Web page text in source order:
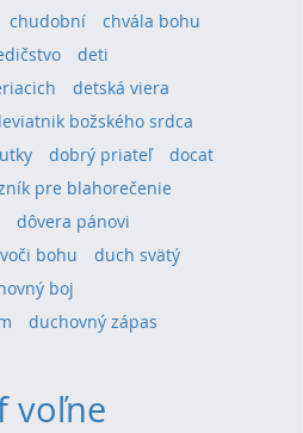
chudobní
chvála bohu
deti
detská viera
božského srdca
dobrý priateľ
docat
pre blahorečenie
dôvera pánovi
bohu
duch svätý
boj
duchovný zápas
voľne